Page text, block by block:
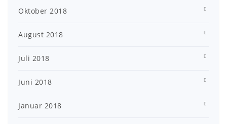
Oktober 2018
August 2018
Juli 2018
Juni 2018
Januar 2018